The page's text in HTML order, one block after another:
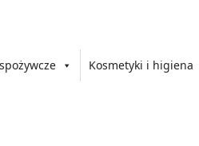
Kosmetyki i higiena